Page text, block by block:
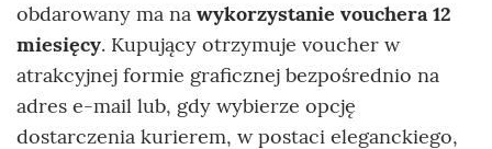
obdarowany ma na wykorzystanie vouchera 12
miesięcy. Kupujący otrzymuje voucher w
atrakcyjnej formie graficznej bezpośrednio na
adres e-mail lub, gdy wybierze opcję
dostarczenia kurierem, w postaci eleganckiego,